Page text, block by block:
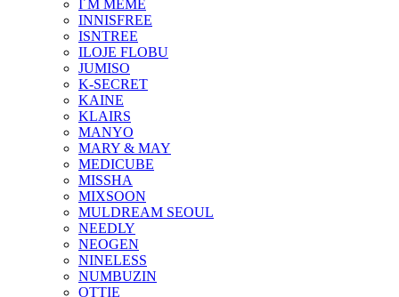
I´M MEME
INNISFREE
ISNTREE
ILOJE FLOBU
JUMISO
K-SECRET
KAINE
KLAIRS
MANYO
MARY & MAY
MEDICUBE
MISSHA
MIXSOON
MULDREAM SEOUL
NEEDLY
NEOGEN
NINELESS
NUMBUZIN
OTTIE